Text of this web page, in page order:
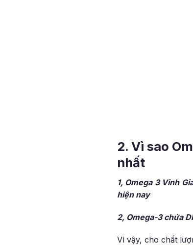
2. Vì sao
nhất
1, Omega 3 Vinh
hiện nay
2, Omega-3chứa
Vì vậy, cho chất